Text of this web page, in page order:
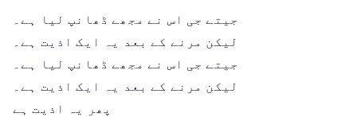
جیتے جی اس نے مجھے ڈھانپ لیا ہے۔
لیکن مرنے کے بعد یہ ایک اذیت ہے۔
جیتے جی اس نے مجھے ڈھانپ لیا ہے۔
لیکن مرنے کے بعد یہ ایک اذیت ہے۔
پھر یہ اذیت ہے